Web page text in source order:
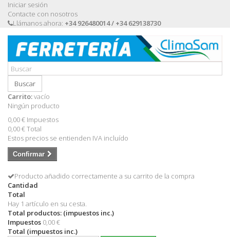
Iniciar sesión
Contacte con nosotros
Llámanos ahora: +34 926480014 / +34 629138730
Buscar
Carrito:vacío
Ningún producto
0,00 € Impuestos
0,00 €Total
Estos precios se entienden IVA incluído
Confirmar
Producto añadido correctamente a su carrito de la compra
Cantidad
Total
Hay 1 artículo en su cesta.
Total productos: (impuestos inc.)
Impuestos 0,00 €
Total (impuestos inc.)